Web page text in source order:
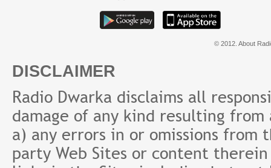
© 2012. About
DISCLAIMER
Radio Dwarka disclaims all
damage of any kind resulting
a) any errors in or omissions
party Web Sites or content